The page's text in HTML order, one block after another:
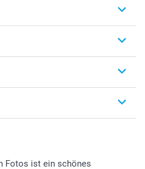
& Poster
Fotos ist ein schönes